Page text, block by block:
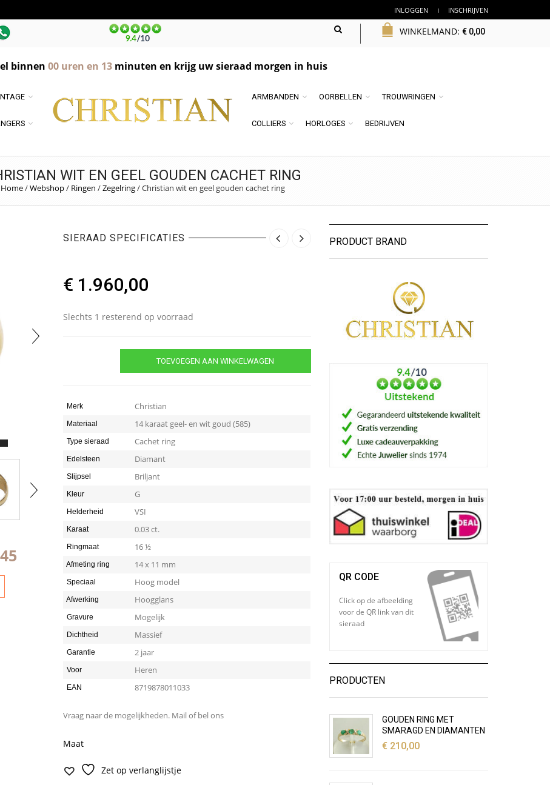
INLOGGEN INSCHRIJVEN
WINKELMAND: € 0,00
binnen 00uren en 13minuten en krijg uw sieraad morgen in huis
ARMBANDEN OORBELLEN TROUWRINGEN
COLLIERS HORLOGES BEDRIJVEN
WIT EN GEEL GOUDEN CACHET RING
Home/Webshop/ Ringen /Zegelring/Christian wit en geel gouden cachet ring
44
SIERAAD SPECIFICATIES
€ 1.960,00
Slechts 1 resterend op voorraad
TOEVOEGEN AAN WINKELWAGEN
Merk Christian
Materiaal 14 karaat geel- en wit goud (585)
Type sieraad Cachet ring
Edelsteen Diamant
Slijpsel Briljant
Kleur G
Helderheid VSI
Karaat 0.03 ct.
Ringmaat 16 ½
Afmeting ring 14 x 11 mm
Speciaal Hoog model
Afwerking Hoogglans
Gravure Mogelijk
Dichtheid Massief
Garantie 2 jaar
Voor Heren
EAN 8719878011033
Vraag naar de mogelijkheden. Mail of bel ons
Maat
Zet op verlanglijstje
PRODUCT BRAND
QR CODE
Click op de afbeelding
voor de QR link van dit
sieraad
PRODUCTEN
GOUDEN RING MET
SMARAGD EN DIAMANTEN
€210,00